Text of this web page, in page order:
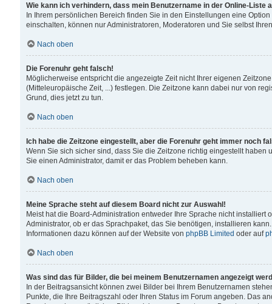
Wie kann ich verhindern, dass mein Benutzername in der Online-Liste
In Ihrem persönlichen Bereich finden Sie in den Einstellungen eine
einschalten, können nur Administratoren, Moderatoren und Sie selbst
Nach oben
Die Forenuhr geht falsch!
Möglicherweise entspricht die angezeigte Zeit nicht Ihrer eigenen
(Mitteleuropäische Zeit, ...) festlegen. Die Zeitzone kann dabei nur von
Grund, dies jetzt zu tun.
Nach oben
Ich habe die Zeitzone eingestellt, aber die Forenuhr geht immer noch
Wenn Sie sich sicher sind, dass Sie die Zeitzone richtig eingestellt
Sie einen Administrator, damit er das Problem beheben kann.
Nach oben
Meine Sprache steht auf diesem Board nicht zur Auswahl!
Meist hat die Board-Administration entweder Ihre Sprache nicht
Administrator, ob er das Sprachpaket, das Sie benötigen, installieren
Informationen dazu können auf der Website von phpBB Limited oder auf
Nach oben
Was sind das für Bilder, die bei meinem Benutzernamen angezeigt
In der Beitragsansicht können zwei Bilder bei Ihrem Benutzernamen
Punkte, die Ihre Beitragszahl oder Ihren Status im Forum angeben. Das